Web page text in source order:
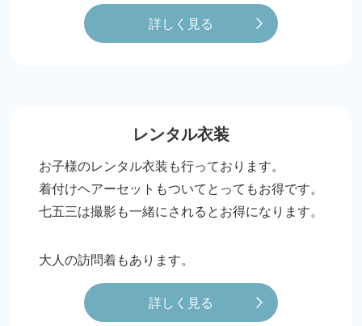
詳しく見る
レンタル衣装
お子様のレンタル衣装も行っております。
着付けヘアーセットもついてとってもお得です。
七五三は撮影も一緒にされるとお得になります。
大人の訪問着もあります。
詳しく見る